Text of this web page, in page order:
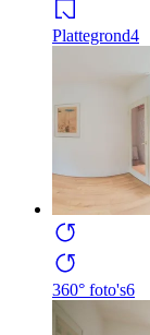
Plattegrond4
360° foto's6